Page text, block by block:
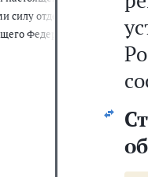
силу отдельных
Федерального закона